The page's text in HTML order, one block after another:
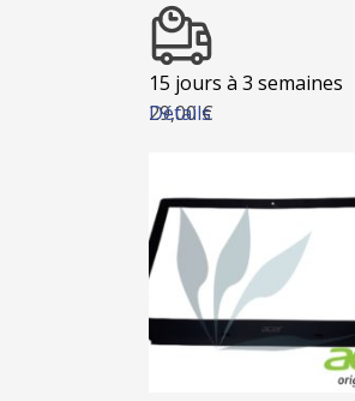
Détails
15 jours à 3 semaines
29,00 €